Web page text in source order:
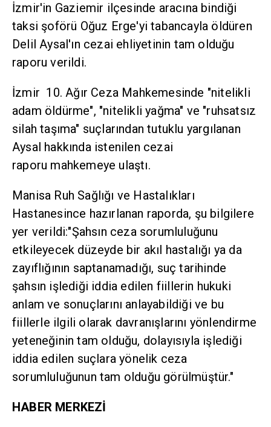
İzmir'in Gaziemir ilçesinde aracına bindiği
taksi şoförü Oğuz Erge'yi tabancayla öldüren
Delil Aysal'ın cezai ehliyetinin tam olduğu
raporu verildi.
İzmir 10. Ağır Ceza Mahkemesinde "nitelikli
adam öldürme", "nitelikli yağma" ve "ruhsatsız
silah taşıma" suçlarından tutuklu yargılanan
Aysal hakkında istenilen cezai
raporu mahkemeye ulaştı.
Manisa Ruh Sağlığı ve Hastalıkları
Hastanesince hazırlanan raporda, şu bilgilere
yer verildi:"Şahsın ceza sorumluluğunu
etkileyecek düzeyde bir akıl hastalığı ya da
zayıflığının saptanamadığı, suç tarihinde
şahsın işlediği iddia edilen fiillerin hukuki
anlam ve sonuçlarını anlayabildiği ve bu
fiillerle ilgili olarak davranışlarını yönlendirme
yeteneğinin tam olduğu, dolayısıyla işlediği
iddia edilen suçlara yönelik ceza
sorumluluğunun tam olduğu görülmüştür."
HABER MERKEZİ